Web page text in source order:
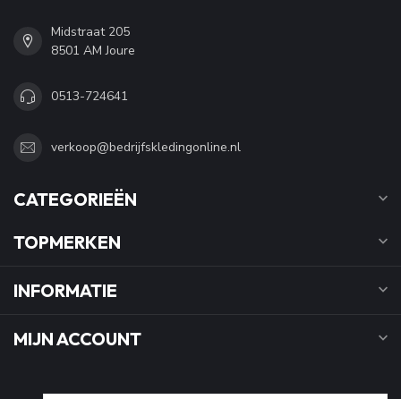
Midstraat 205
8501 AM Joure
0513-724641
verkoop@bedrijfskledingonline.nl
CATEGORIEËN
TOPMERKEN
INFORMATIE
MIJN ACCOUNT